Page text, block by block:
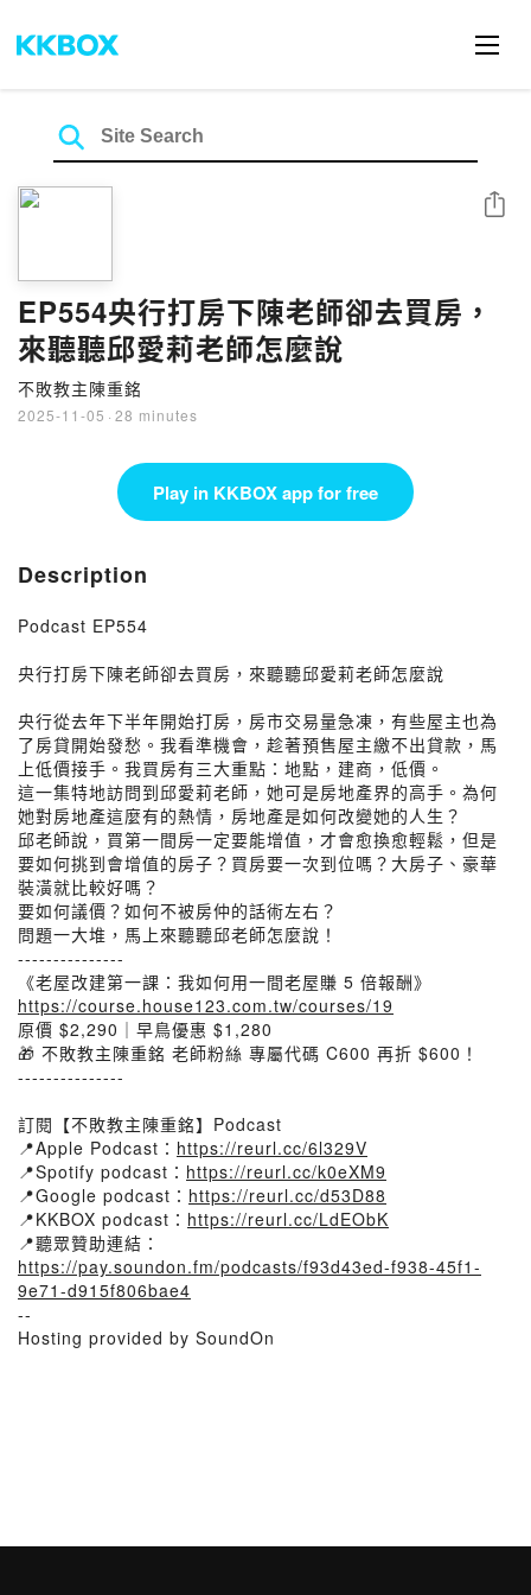
EP554央行打房下陳老師卻去買房，
來聽聽邱愛莉老師怎麼說
不敗教主陳重銘
2025-11-05 · 28 minutes
Share
Play in KKBOX app for free
Description
Podcast EP554
央行打房下陳老師卻去買房，來聽聽邱愛莉老師怎麼說
央行從去年下半年開始打房，房市交易量急凍，有些屋主也為
了房貸開始發愁。我看準機會，趁著預售屋主繳不出貸款，馬
上低價接手。我買房有三大重點：地點，建商，低價。
這一集特地訪問到邱愛莉老師，她可是房地產界的高手。為何
她對房地產這麼有的熱情，房地產是如何改變她的人生？
邱老師說，買第一間房一定要能增值，才會愈換愈輕鬆，但是
要如何挑到會增值的房子？買房要一次到位嗎？大房子、豪華
裝潢就比較好嗎？
要如何議價？如何不被房仲的話術左右？
問題一大堆，馬上來聽聽邱老師怎麼說！
---------------
《老屋改建第一課：我如何用一間老屋賺 5 倍報酬》
https://course.house123.com.tw/courses/19
原價 $2,290｜早鳥優惠 $1,280
🎁 不敗教主陳重銘 老師粉絲 專屬代碼 C600 再折 $600！
---------------
訂閱【不敗教主陳重銘】Podcast
📍Apple Podcast： https://reurl.cc/6l329V
📍Spotify podcast： https://reurl.cc/k0eXM9
📍Google podcast： https://reurl.cc/d53D88
📍KKBOX podcast： https://reurl.cc/LdEObK
📍聽眾贊助連結：
https://pay.soundon.fm/podcasts/f93d43ed-f938-45f1-
9e71-d915f806bae4
--
Hosting provided by SoundOn